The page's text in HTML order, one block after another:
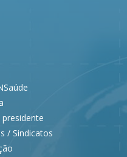
/ Sindicatos